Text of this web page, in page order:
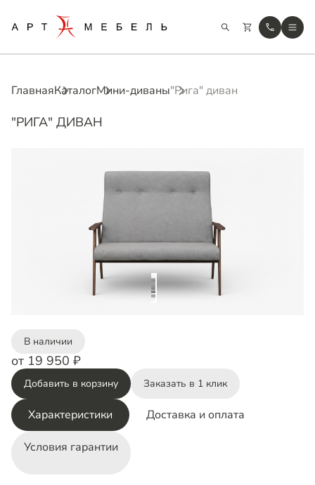
ГлавнаяКаталогМини-диваны"Рига" диван
"РИГА" ДИВАН
В наличии
от 19 950 ₽
Добавить в корзину Заказать в 1 клик
Характеристики Доставка и оплата
Условия гарантии